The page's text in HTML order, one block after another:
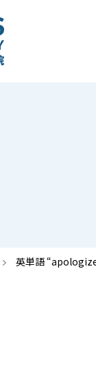
英単語